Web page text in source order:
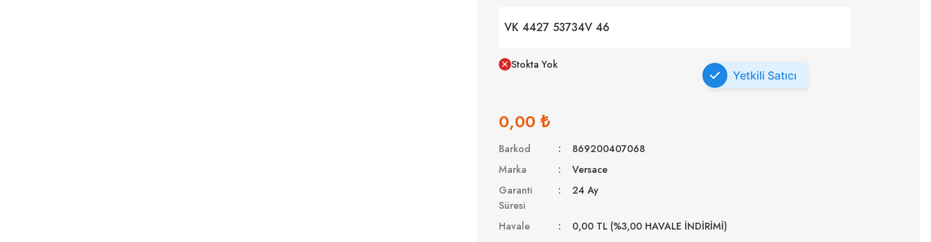
VK 4427 53734V 46
Stokta Yok
Yetkili Satıcı
0,00 ₺
Barkod
869200407068
Marka
Versace
Garanti
Süresi
24 Ay
Havale 0,00 TL (%3,00 HAVALE İNDİRİMİ)